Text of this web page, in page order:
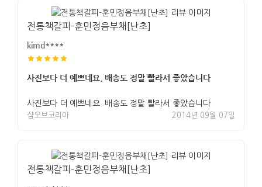
전통책갈피-훈민정음부채[난초]
kimd****
사진보다 더 예쁘네요. 배송도 정말 빨라서 좋았습니다
사진보다 더 예쁘네요. 배송도 정말 빨라서 좋았습니다
샵오브코리아 2014년 09월 07일
전통책갈피-훈민정음부채[난초]